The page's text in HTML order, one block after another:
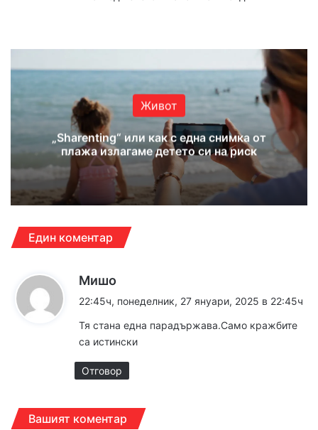
Живот
„Sharenting“ или как с една снимка от
плажа излагаме детето си на риск
Един коментар
Мишо
а
:
22:45ч, понеделник, 27 януари, 2025 в 22:45ч
Тя стана една парадържава.Само кражбите
са истински
Отговор
Вашият коментар